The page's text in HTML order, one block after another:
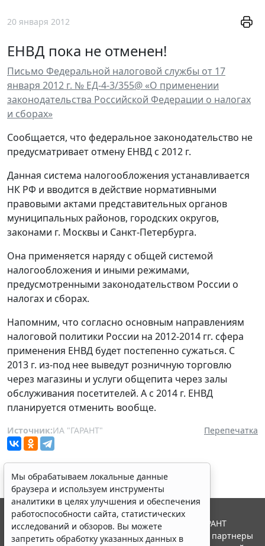
20 января 2012
ЕНВД пока не отменен!
Письмо Федеральной налоговой службы от 17
января 2012 г. № ЕД-4-3/355@ «О применении
законодательства Российской Федерации о налогах
и сборах»
Сообщается, что федеральное законодательство не
предусматривает отмену ЕНВД с 2012 г.
Данная система налогообложения устанавливается
НК РФ и вводится в действие нормативными
правовыми актами представительных органов
муниципальных районов, городских округов,
законами г. Москвы и Санкт-Петербурга.
Она применяется наряду с общей системой
налогообложения и иными режимами,
предусмотренными законодательством России о
налогах и сборах.
Напомним, что согласно основным направлениям
налоговой политики России на 2012-2014 гг. сфера
применения ЕНВД будет постепенно сужаться. С
2013 г. из-под нее выведут розничную торговлю
через магазины и услуги общепита через залы
обслуживания посетителей. А с 2014 г. ЕНВД
планируется отменить вообще.
Источник:ИА "ГАРАНТ" Перепечатка
Мы обрабатываем локальные данные
браузера и используем инструменты
аналитики в целях улучшения и обеспечения
работоспособности сайта, статистических
исследований и обзоров. Вы можете
запретить обработку указанных данных в
© ООО "НПП "ГАРАНТ-СЕРВИС", 2026. Система ГАРАНТ
выпускается с 1990 года. Компания "Гарант" и ее партнеры